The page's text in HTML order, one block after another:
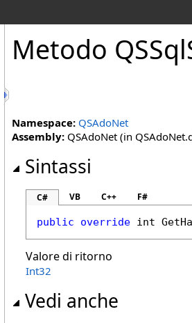
Metodo QSSql
Namespace: QSAdoNet
Assembly: QSAdoNet (in
Sintassi
C# VB C++ F#
public override int
Valore di ritorno
Int32
Vedi anche